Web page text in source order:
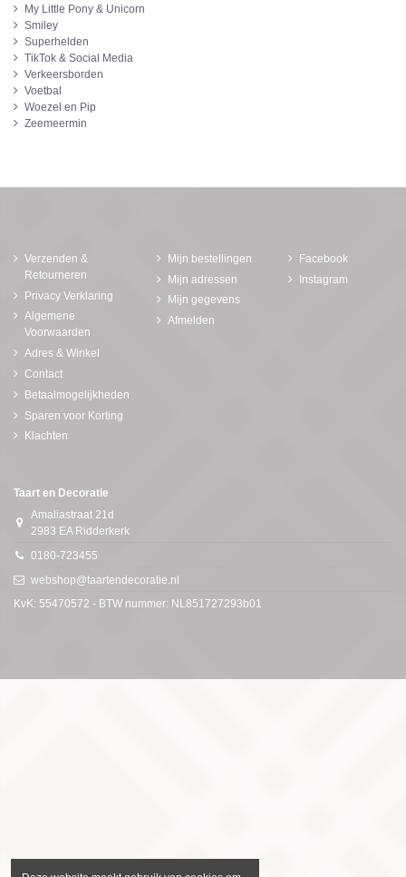
My Little Pony & Unicorn
Smiley
Superhelden
TikTok & Social Media
Verkeersborden
Voetbal
Woezel en Pip
Zeemeermin
Verzenden &
Retourneren
Privacy Verklaring
Algemene
Voorwaarden
Adres & Winkel
Contact
Betaalmogelijkheden
Sparen voor Korting
Klachten
Mijn bestellingen
Mijn adressen
Mijn gegevens
Afmelden
Facebook
Instagram
Taart en Decoratie
Amaliastraat 21d
2983 EA Ridderkerk
0180-723455
webshop@taartendecoratie.nl
KvK: 55470572 - BTW nummer: NL851727293b01